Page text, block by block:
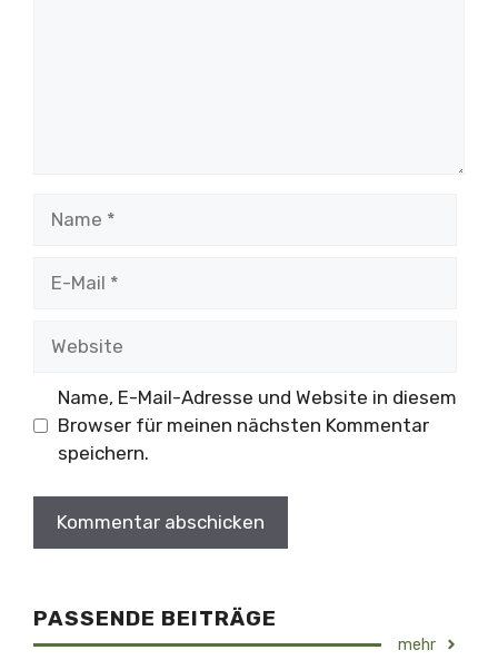
Name, E-Mail-Adresse und Website in diesem
Browser für meinen nächsten Kommentar
speichern.
PASSENDE BEITRÄGE
mehr